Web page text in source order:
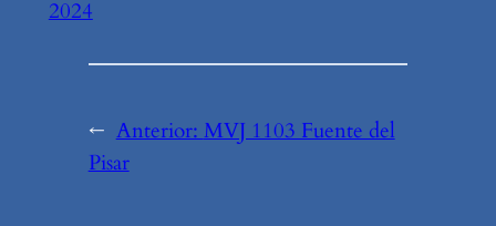
2024
← Anterior: MVJ 1103 Fuente del
Pisar